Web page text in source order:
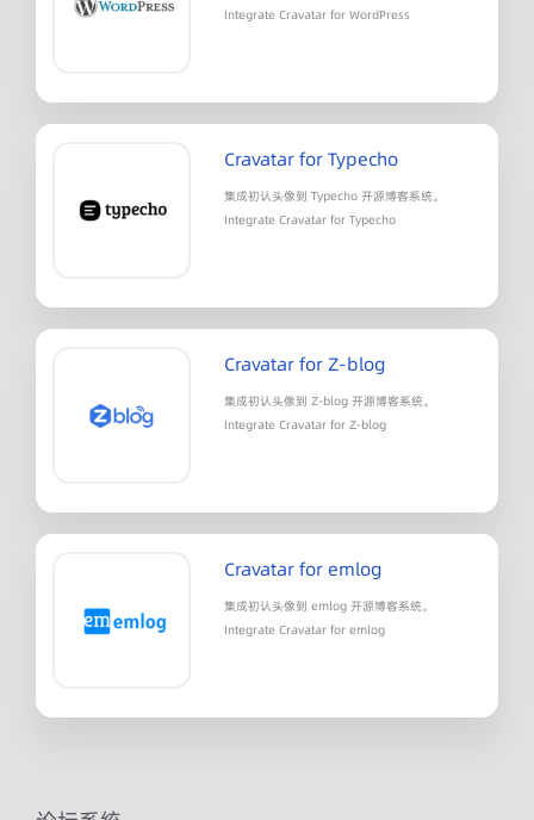
Integrate Cravatar for WordPress
Cravatar for Typecho
集成初认头像到 Typecho 开源博客系统。
Integrate Cravatar for Typecho
Cravatar for Z-blog
集成初认头像到 Z-blog 开源博客系统。
Integrate Cravatar for Z-blog
Cravatar for emlog
集成初认头像到 emlog 开源博客系统。
Integrate Cravatar for emlog